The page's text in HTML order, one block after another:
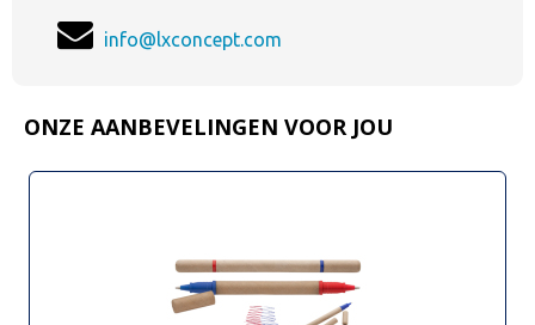
info@lxconcept.com
ONZE AANBEVELINGEN VOOR JOU